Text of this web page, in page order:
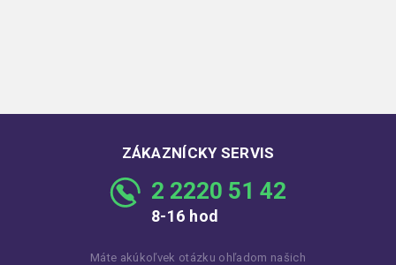
ZÁKAZNÍCKY SERVIS
2 2220 51 42
8-16 hod
Máte akúkoľvek otázku ohľadom našich